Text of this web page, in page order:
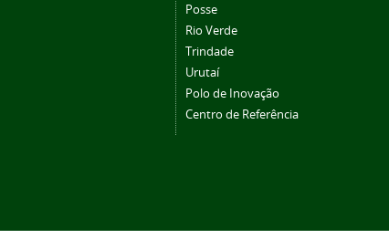
Posse
Rio Verde
Trindade
Urutaí
Polo de Inovação
Centro de Referência